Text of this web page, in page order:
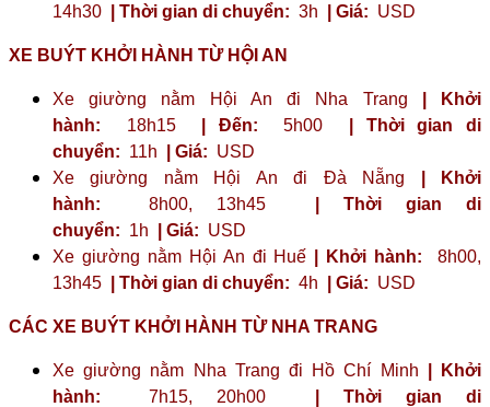
14h30
| Thời gian di chuyển: 3h | Giá: USD
XE BUÝT KHỞI HÀNH TỪ HỘI AN
Xe giường nằm Hội An đi Nha Trang
| Khởi
hành: 18h15 | Đến: 5h00
| Thời gian di
chuyển: 11h | Giá: USD
Xe giường nằm Hội An đi Đà Nẵng
| Khởi
hành: 8h00, 13h45
| Thời gian di
chuyển: 1h | Giá: USD
Xe giường nằm Hội An đi Huế
| Khởi hành: 8h00,
13h45
| Thời gian di chuyển: 4h | Giá: USD
CÁC XE BUÝT KHỞI HÀNH TỪ NHA TRANG
Xe giường nằm Nha Trang đi Hồ Chí Minh
| Khởi
hành: 7h15, 20h00
| Thời gian di